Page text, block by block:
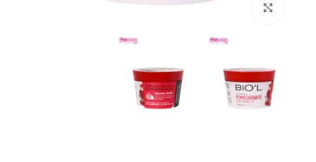
بزرگنمایی تصویر